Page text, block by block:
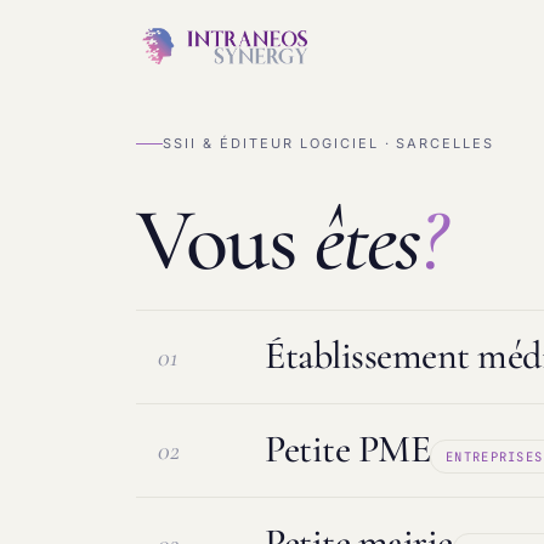
SSII & ÉDITEUR LOGICIEL · SARCELLES
Vousêtes?
01 Établissement
Logiciel ESMS & DUI Protection
02 Petite PME